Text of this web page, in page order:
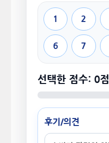
1 2
6 7
선택한 점수: 0점
후기/의견